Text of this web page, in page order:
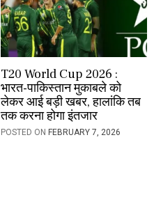
T20 World Cup 2026 :
भारत-पाकिस्तान मुकाबले को
लेकर आई बड़ी खबर, हालांकि तब
तक करना होगा इंतजार
POSTED ON FEBRUARY 7, 2026